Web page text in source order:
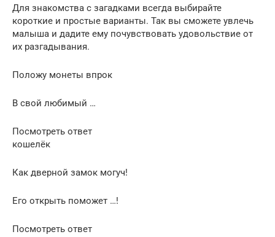
Для знакомства с загадками всегда выбирайте
короткие и простые варианты. Так вы сможете увлечь
малыша и дадите ему почувствовать удовольствие от
их разгадывания.
Положу монеты впрок
В свой любимый …
Посмотреть ответ
кошелёк
Как дверной замок могуч!
Его открыть поможет …!
Посмотреть ответ